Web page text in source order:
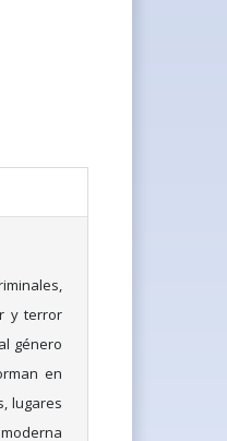
y terror
género
en
lugares